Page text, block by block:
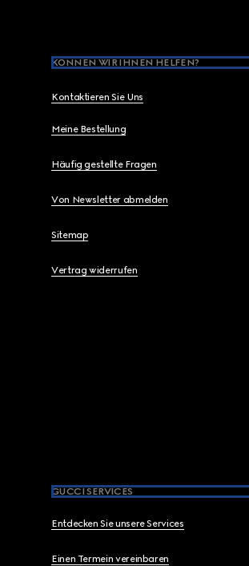
KÖNNEN WIR IHNEN HELFEN?
Kontaktieren Sie Uns
Meine Bestellung
Häufig gestellte Fragen
Von Newsletter abmelden
Sitemap
Vertrag widerrufen
GUCCI SERVICES
Entdecken Sie unsere Services
Einen Termein vereinbaren